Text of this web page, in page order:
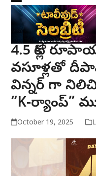
Skip
content
Open
mobile
menu
Close
mobile
menu
4.5 కోట్ల
వసూళ్లతో
విన్నర్ గా
“K-ర్యాంప్”
October 19, 2025